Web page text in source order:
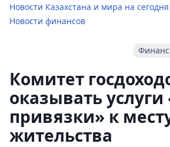
Новости Казахстана и мира на сегодня
Новости финансов
Комитет
оказывать услуги
привязки» к
жительства